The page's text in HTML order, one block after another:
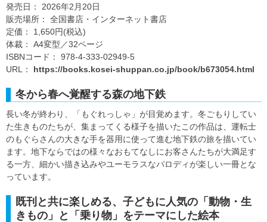
発売日： 2026年2月20日
販売場所： 全国書店・インターネット書店
定価： 1,650円(税込)
体裁： A4変型／32ページ
ISBNコード： 978-4-333-02949-5
URL： https://books.kosei-shuppan.co.jp/book/b673054.html
冬から春へ覚醒する森の地下鉄
長い冬が終わり、「もぐれっしゃ」が目覚めます。冬ごもりしてい
た生きものたちが、集まってくる様子を描いたこの作品は、運転士
のもぐらさんの大きな手を器用に使って進む地下鉄の旅を描いてい
ます。地下ならではの様々なおもてなしにお客さんたちが大満足す
る一方、細かい描き込みやユーモラスなパロディが楽しい一冊とな
っています。
既刊と共に楽しめる、子どもに人気の「動物・生
きもの」と「乗り物」をテーマにした絵本